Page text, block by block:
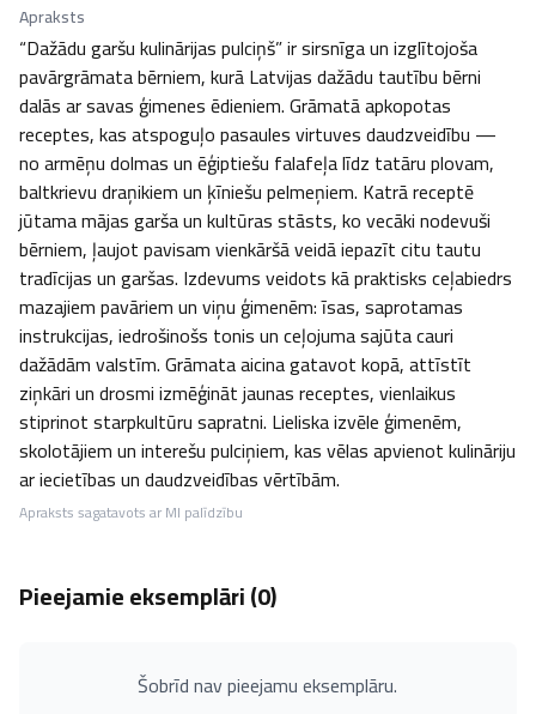
Apraksts
“Dažādu garšu kulinārijas pulciņš” ir sirsnīga un izglītojoša
pavārgrāmata bērniem, kurā Latvijas dažādu tautību bērni
dalās ar savas ģimenes ēdieniem. Grāmatā apkopotas
receptes, kas atspoguļo pasaules virtuves daudzveidību —
no armēņu dolmas un ēģiptiešu falafeļa līdz tatāru plovam,
baltkrievu draņikiem un ķīniešu pelmeņiem. Katrā receptē
jūtama mājas garša un kultūras stāsts, ko vecāki nodevuši
bērniem, ļaujot pavisam vienkāršā veidā iepazīt citu tautu
tradīcijas un garšas. Izdevums veidots kā praktisks ceļabiedrs
mazajiem pavāriem un viņu ģimenēm: īsas, saprotamas
instrukcijas, iedrošinošs tonis un ceļojuma sajūta cauri
dažādām valstīm. Grāmata aicina gatavot kopā, attīstīt
ziņkāri un drosmi izmēģināt jaunas receptes, vienlaikus
stiprinot starpkultūru sapratni. Lieliska izvēle ģimenēm,
skolotājiem un interešu pulciņiem, kas vēlas apvienot kulināriju
ar iecietības un daudzveidības vērtībām.
Apraksts sagatavots ar MI palīdzību
Pieejamie eksemplāri (0)
Šobrīd nav pieejamu eksemplāru.